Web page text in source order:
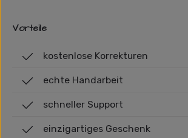
Vorteile
kostenlose Korrekturen
echte Handarbeit
schneller Support
einzigartiges Geschenk